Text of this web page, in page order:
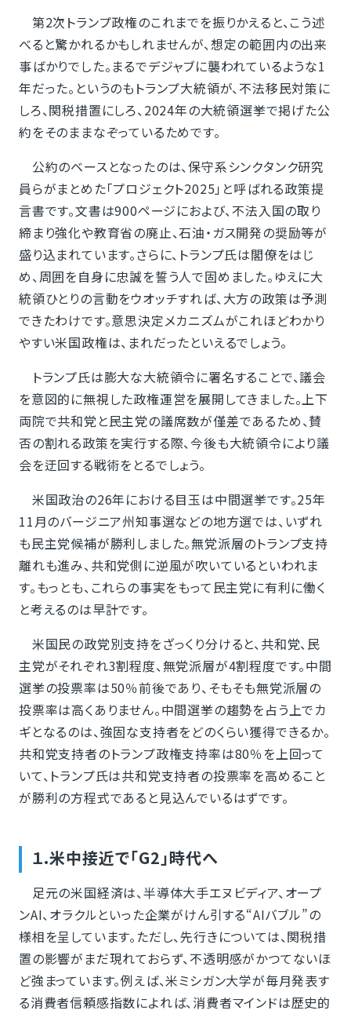
第2次トランプ政権のこれまでを振りかえると、こう述
べると驚かれるかもしれませんが、想定の範囲内の出来
事ばかりでした。まるでデジャブに襲われているような1
年だった。というのもトランプ大統領が、不法移民対策に
しろ、関税措置にしろ、2024年の大統領選挙で掲げた公
約をそのままなぞっているためです。
公約のベースとなったのは、保守系シンクタンク研究
員らがまとめた「プロジェクト2025」と呼ばれる政策提
言書です。文書は900ページにおよび、不法入国の取り
締まり強化や教育省の廃止、石油・ガス開発の奨励等が
盛り込まれています。さらに、トランプ氏は閣僚をはじ
め、周囲を自身に忠誠を誓う人で固めました。ゆえに大
統領ひとりの言動をウオッチすれば、大方の政策は予測
できたわけです。意思決定メカニズムがこれほどわかり
やすい米国政権は、まれだったといえるでしょう。
トランプ氏は膨大な大統領令に署名することで、議会
を意図的に無視した政権運営を展開してきました。上下
両院で共和党と民主党の議席数が僅差であるため、賛
否の割れる政策を実行する際、今後も大統領令により議
会を迂回する戦術をとるでしょう。
米国政治の26年における目玉は中間選挙です。25年
11月のバージニア州知事選などの地方選では、いずれ
も民主党候補が勝利しました。無党派層のトランプ支持
離れも進み、共和党側に逆風が吹いているといわれま
す。もっとも、これらの事実をもって民主党に有利に働く
と考えるのは早計です。
米国民の政党別支持をざっくり分けると、共和党、民
主党がそれぞれ3割程度、無党派層が4割程度です。中間
選挙の投票率は50％前後であり、そもそも無党派層の
投票率は高くありません。中間選挙の趨勢を占う上でカ
ギとなるのは、強固な支持者をどのくらい獲得できるか。
共和党支持者のトランプ政権支持率は80％を上回って
いて、トランプ氏は共和党支持者の投票率を高めること
が勝利の方程式であると見込んでいるはずです。
１.米中接近で「G2」時代へ
足元の米国経済は、半導体大手エヌビディア、オープ
ンAI、オラクルといった企業がけん引する“AIバブル”の
様相を呈しています。ただし、先行きについては、関税措
置の影響がまだ現れておらず、不透明感がかつてないほ
ど強まっています。例えば、米ミシガン大学が毎月発表す
る消費者信頼感指数によれば、消費者マインドは歴史的